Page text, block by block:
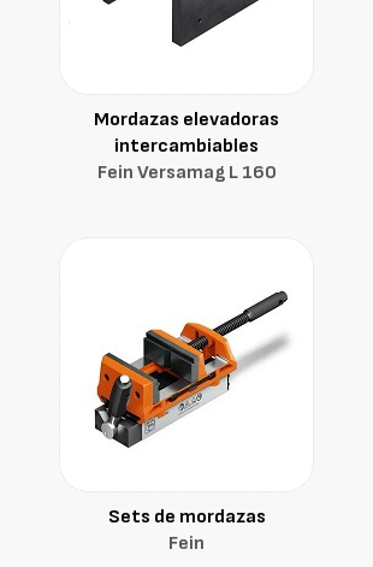
Mordazas elevadoras
intercambiables
Fein Versamag L 160
Sets de mordazas
Fein